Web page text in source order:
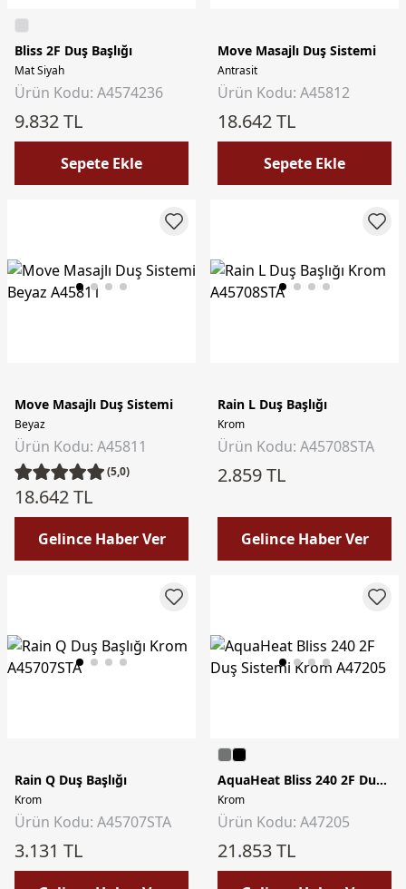
Bliss 2F Duş Başlığı
Mat Siyah
Ürün Kodu: A4574236
9.832 TL
Sepete Ekle
Move Masajlı Duş Sistemi
Antrasit
Ürün Kodu: A45812
18.642 TL
Sepete Ekle
Move Masajlı Duş Sistemi
Beyaz
Ürün Kodu: A45811
(5,0)
18.642 TL
Gelince Haber Ver
Rain L Duş Başlığı
Krom
Ürün Kodu: A45708STA
2.859 TL
Gelince Haber Ver
Rain Q Duş Başlığı
Krom
Ürün Kodu: A45707STA
3.131 TL
AquaHeat Bliss 240 2F Duş Sistemi
Krom
Ürün Kodu: A47205
21.853 TL